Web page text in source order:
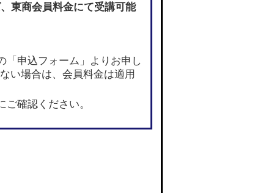
、東商会員料金にて受講可能
「申込フォーム」よりお申し
い場合は、会員料金は適用
確認ください。